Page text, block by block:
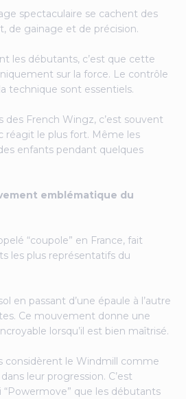
spectaculaire se cachent des
de gainage et de précision.
les débutants, c’est que cette
sur la force. Le contrôle
technique sont essentiels.
des French Wingz, c’est souvent
réagit le plus fort. Même les
enfants pendant quelques
emblématique du
“coupole” en France, fait
les plus représentatifs du
en passant d’une épaule à l’autre
Ce mouvement donne une
lorsqu’il est bien maîtrisé.
considèrent le Windmill comme
leur progression. C’est
que les débutants